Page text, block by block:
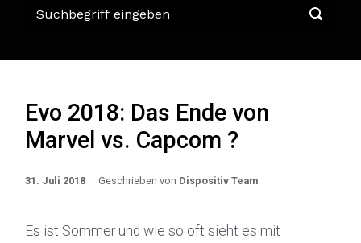
Evo 2018: Das Ende von
Marvel vs. Capcom ?
31. Juli 2018 Geschrieben von Dispositiv Team
Es ist Sommer und wie so oft sieht es mit